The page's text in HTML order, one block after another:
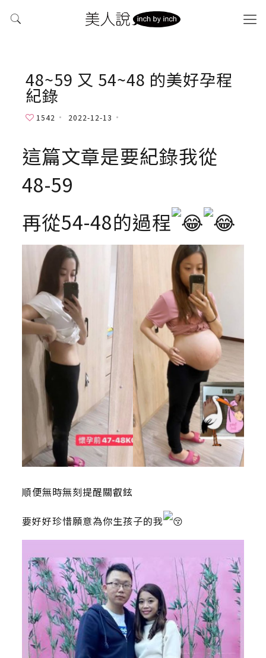
48~59 又 54~48 的美好孕程
紀錄
1542 2022-12-13
這篇文章是要紀錄我從
48-59
再從54-48的過程
順便無時無刻提醒關叡鉉
要好好珍惜願意為你生孩子的我